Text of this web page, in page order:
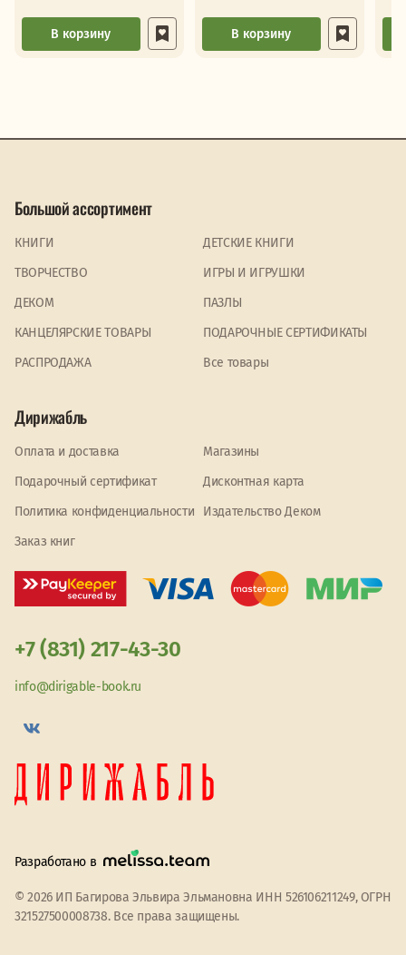
В корзину В корзину
Большой ассортимент
КНИГИ
ДЕТСКИЕ КНИГИ
ТВОРЧЕСТВО
ИГРЫ И ИГРУШКИ
ДЕКОМ
ПАЗЛЫ
КАНЦЕЛЯРСКИЕ ТОВАРЫ
ПОДАРОЧНЫЕ СЕРТИФИКАТЫ
PАСПРОДАЖА
Все товары
Дирижабль
Оплата и доставка
Магазины
Подарочный сертификат
Дисконтная карта
Политика конфиденциальности
Издательство Деком
Заказ книг
+7 (831) 217-43-30
info@dirigable-book.ru
Разработано в
© 2026 ИП Багирова Эльвира Эльмановна ИНН 526106211249, ОГРН
321527500008738. Все права защищены.